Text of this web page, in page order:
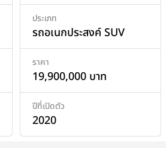
ประเภท
รถอเนกประสงค์ SUV
ราคา
19,900,000 บาท
ปีที่เปิดตัว
2020